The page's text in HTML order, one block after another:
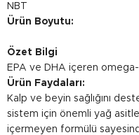
NBT
Ürün Boyutu:
Özet Bilgi
EPA ve DHA içeren
Ürün Faydaları:
Kalp ve beyin sağlığını
sistem için önemli yağ
içermeyen formülü